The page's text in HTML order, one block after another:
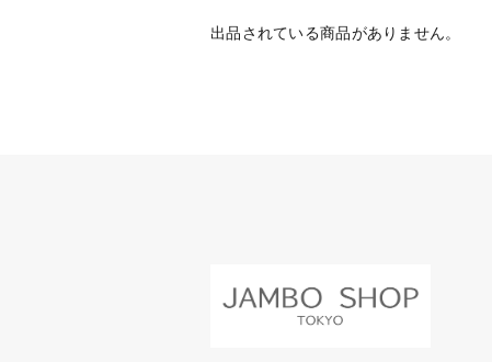
出品されている商品がありません。